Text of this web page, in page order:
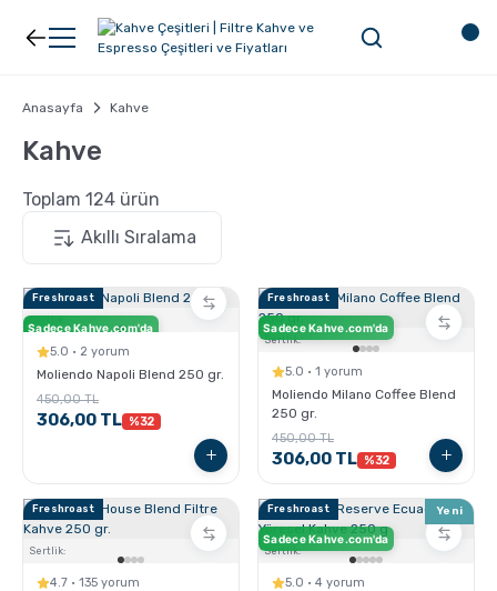
Geri Dön
Kahve
Espresso
Organik Kahve
Türk Kahvesi
Nespresso Uyumlu Kapsül Kahve
Pratik Filtre Kahve
Exclusive Kahveler
Geri Dön
Ekipman
Pour Over
Dripper
Moka Pot
Soğuk Kahve Demleme Ekipmanları
Anasayfa Kahve
Kahve
Toplam 124 ürün
Freshroast
Sadece Kahve.com'da
5.0 · 2 yorum
Moliendo Napoli Blend 250 gr.
450,00 TL
306,00 TL %32
Freshroast
Sertlik:
Sadece Kahve.com'da
5.0 · 1 yorum
Moliendo Milano Coffee Blend
250 gr.
450,00 TL
306,00 TL %32
Freshroast
Sertlik:
4.7 · 135 yorum
Freshroast Yeni
Sertlik:
Sadece Kahve.com'da
5.0 · 4 yorum